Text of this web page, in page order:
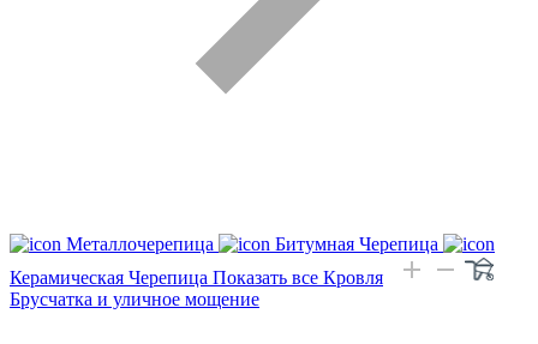
Металлочерепица
Битумная Черепица
Керамическая Черепица Показать все Кровля
Брусчатка и уличное мощение